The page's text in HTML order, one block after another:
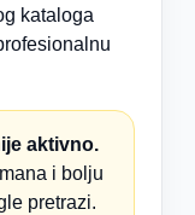
kataloga
aktivno.
i bolju
pretrazi.